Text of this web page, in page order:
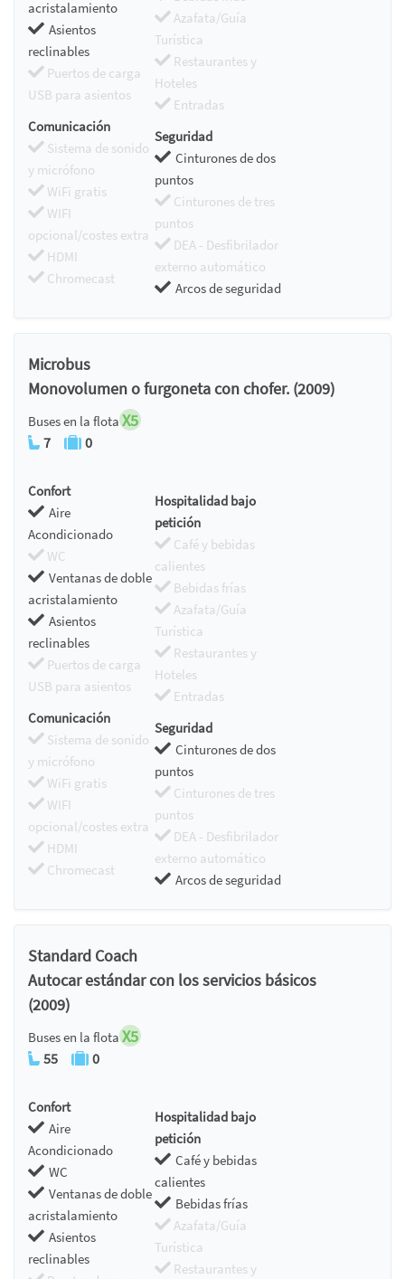
acristalamiento
Asientos
reclinables
Puertos de carga
USB para asientos
Azafata/Guía
Turística
Restaurantes y
Hoteles
Entradas
Comunicación
Sistema de sonido
y micrófono
WiFi gratis
WIFI
opcional/costes extra
HDMI
Chromecast
Seguridad
Cinturones de dos
puntos
Cinturones de tres
puntos
DEA - Desfibrilador
externo automático
Arcos de seguridad
Microbus
Monovolumen o furgoneta con chofer. (2009)
Buses en la flota X5
7 0
Confort
Aire
Acondicionado
WC
Ventanas de doble
acristalamiento
Asientos
reclinables
Puertos de carga
USB para asientos
Hospitalidad bajo
petición
Café y bebidas
calientes
Bebidas frías
Azafata/Guía
Turística
Restaurantes y
Hoteles
Entradas
Comunicación
Sistema de sonido
y micrófono
WiFi gratis
WIFI
opcional/costes extra
HDMI
Chromecast
Seguridad
Cinturones de dos
puntos
Cinturones de tres
puntos
DEA - Desfibrilador
externo automático
Arcos de seguridad
Standard Coach
Autocar estándar con los servicios básicos
(2009)
Buses en la flota X5
55 0
Confort
Aire
Acondicionado
WC
Ventanas de doble
acristalamiento
Asientos
reclinables
Hospitalidad bajo
petición
Café y bebidas
calientes
Bebidas frías
Azafata/Guía
Turística
Restaurantes y